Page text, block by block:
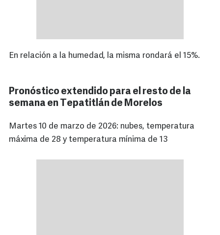
En relación a la humedad, la misma rondará el 15%.
Pronóstico extendido para el resto de la
semana en Tepatitlán de Morelos
Martes 10 de marzo de 2026: nubes, temperatura
máxima de 28 y temperatura mínima de 13